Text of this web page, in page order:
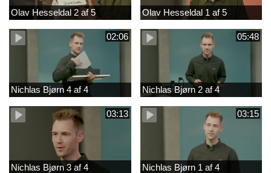
Olav Hesseldal 2 af 5 Olav Hesseldal 1 af 5
02:06
Nichlas Bjørn 4 af 4
05:48
Nichlas Bjørn 2 af 4
03:13
Nichlas Bjørn 3 af 4
03:15
Nichlas Bjørn 1 af 4